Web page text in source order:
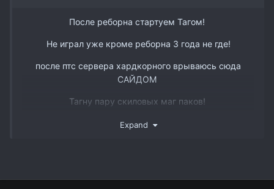
www.youtube.com/watch?v=DJJmtVgSQ6s&t
После реборна стартуем Тагом!
Не играл уже кроме реборна 3 года не где!
после птс сервера хардкорного врываюсь сюда
САЙДОМ
Тагну пару скиловых маг паков!
Так же есть пару слотов в пак 3 рес бп мм и овер
Expand